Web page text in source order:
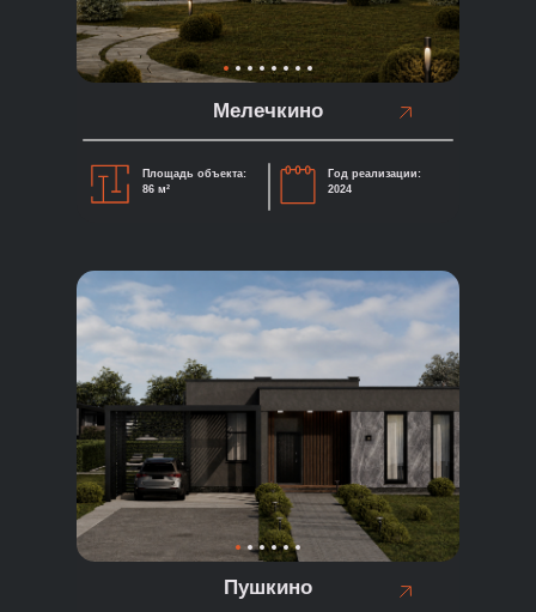
Пушкино
Мелечкино
Год реализации:
2024
Площадь объекта:
86 м²